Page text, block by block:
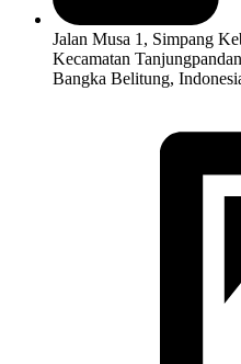
Jalan Musa 1, Simpang
Kecamatan
Bangka Belitung,